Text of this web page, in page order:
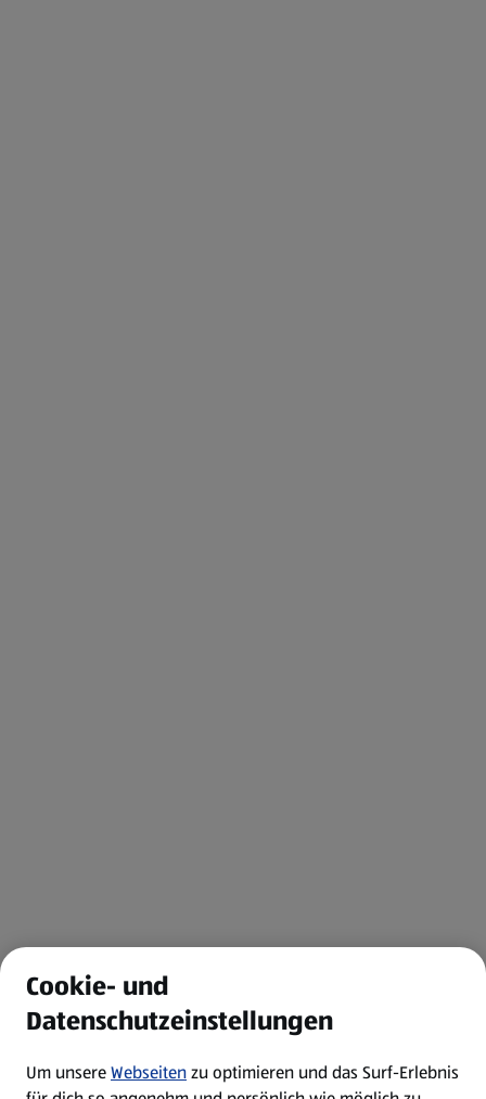
Cookie- und
Datenschutzeinstellungen
Um unsereWebseitenzu optimieren und das Surf-Erlebnis